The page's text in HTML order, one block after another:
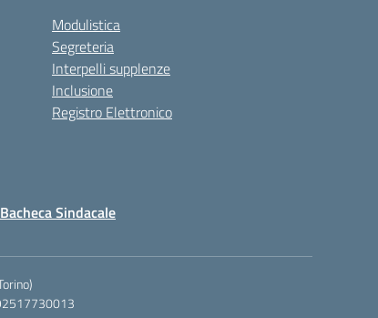
Modulistica
Segreteria
Interpelli supplenze
Inclusione
Registro Elettronico
Bacheca Sindacale